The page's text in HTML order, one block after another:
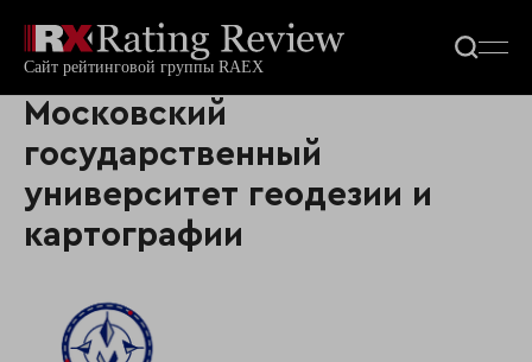
Московский
государственный
университет геодезии и
картографии